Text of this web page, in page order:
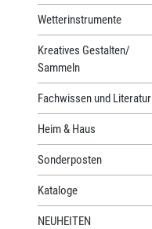
Wetterinstrumente
Kreatives Gestalten/
Sammeln
Fachwissen und Literatur
Heim & Haus
Sonderposten
Kataloge
NEUHEITEN